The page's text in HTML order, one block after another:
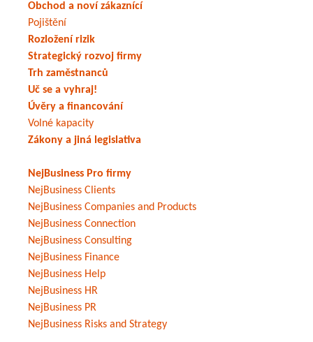
Obchod a noví zákaznící
Pojištění
Rozložení rizik
Strategický rozvoj firmy
Trh zaměstnanců
Uč se a vyhraj!
Úvěry a financování
Volné kapacity
Zákony a jiná legislativa
NejBusiness Pro firmy
NejBusiness Clients
NejBusiness Companies and Products
NejBusiness Connection
NejBusiness Consulting
NejBusiness Finance
NejBusiness Help
NejBusiness HR
NejBusiness PR
NejBusiness Risks and Strategy